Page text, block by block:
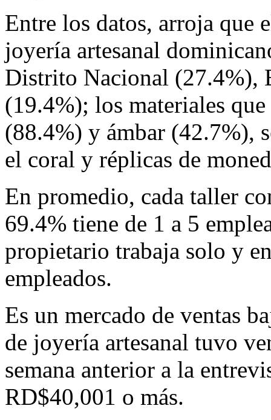
Entre los datos, arroja que
joyería artesanal
Distrito Nacional (27.4%),
(19.4%); los materiales
(88.4%) y ámbar (42.7%),
el coral y réplicas de
En promedio, cada taller
69.4% tiene de 1 a 5
propietario trabaja solo y
empleados.
Es un mercado de ventas
de joyería artesanal tuvo
semana anterior a la
RD$40,001 o más.